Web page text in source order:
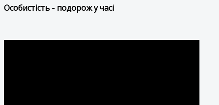
Особистість - подорож у часі